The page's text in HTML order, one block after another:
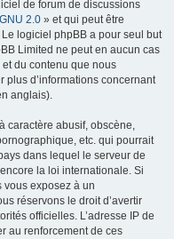
de forum de discussions
2.0 » et qui peut être
logiciel phpBB a pour seul but
Limited ne peut en aucun cas
du contenu que nous
plus d’informations concernant
anglais).
caractère abusif, obscène,
etc. qui pourrait
dans lequel le serveur de
la loi internationale. Si
vous exposez à un
réservons le droit d’avertir
officielles. L’adresse IP de
au renforcement de ces